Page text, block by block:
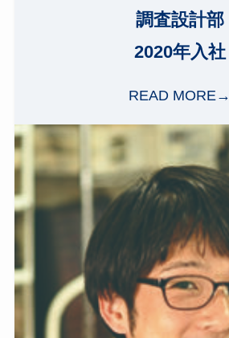
調査設計部
2020年入社
READ MORE→